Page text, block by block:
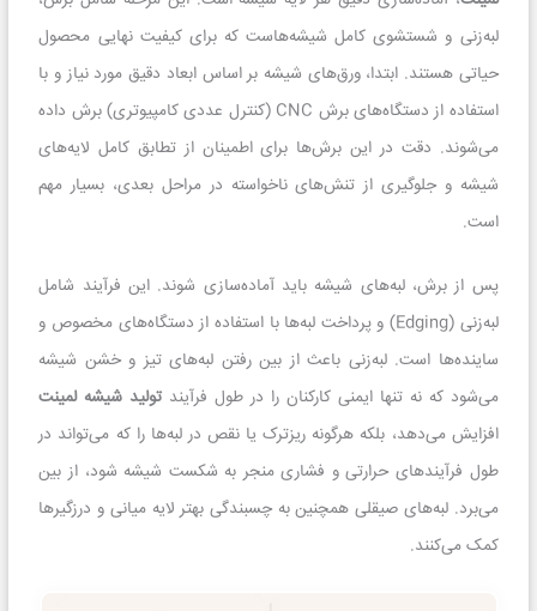
لبه‌زنی و شستشوی کامل شیشه‌هاست که برای کیفیت نهایی محصول
حیاتی هستند. ابتدا، ورق‌های شیشه بر اساس ابعاد دقیق مورد نیاز و با
استفاده از دستگاه‌های برش CNC (کنترل عددی کامپیوتری) برش داده
می‌شوند. دقت در این برش‌ها برای اطمینان از تطابق کامل لایه‌های
شیشه و جلوگیری از تنش‌های ناخواسته در مراحل بعدی، بسیار مهم
است.
پس از برش، لبه‌های شیشه باید آماده‌سازی شوند. این فرآیند شامل
لبه‌زنی (Edging) و پرداخت لبه‌ها با استفاده از دستگاه‌های مخصوص و
ساینده‌ها است. لبه‌زنی باعث از بین رفتن لبه‌های تیز و خشن شیشه
می‌شود که نه تنها ایمنی کارکنان را در طول فرآیند تولید شیشه لمینت
افزایش می‌دهد، بلکه هرگونه ریزترک یا نقص در لبه‌ها را که می‌تواند در
طول فرآیندهای حرارتی و فشاری منجر به شکست شیشه شود، از بین
می‌برد. لبه‌های صیقلی همچنین به چسبندگی بهتر لایه میانی و درزگیرها
کمک می‌کنند.